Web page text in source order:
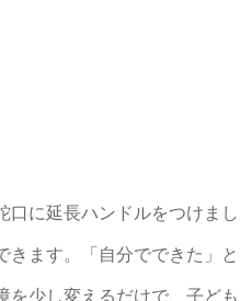
口に延長ハンドルをつけまし
きます。「自分でできた」と
を少し変えるだけで、子ども